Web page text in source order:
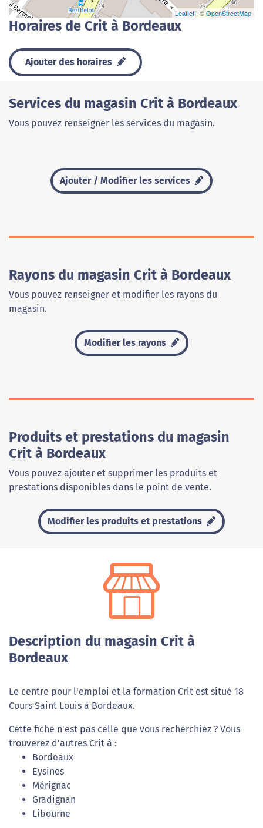
Leaflet| ©OpenStreetMap
Horaires de Crit à Bordeaux
Ajouter des horaires
Services du magasin Crit à Bordeaux
Vous pouvez renseigner les services du magasin.
Ajouter / Modifier les services
Rayons du magasin Crit à Bordeaux
Vous pouvez renseigner et modifier les rayons du
magasin.
Modifier les rayons
Produits et prestations du magasin
Crit à Bordeaux
Vous pouvez ajouter et supprimer les produits et
prestations disponibles dans le point de vente.
Modifier les produits et prestations
Description du magasin Crit à
Bordeaux
Le centre pour l'emploi et la formation Crit est situé 18
Cours Saint Louis à Bordeaux.
Cette fiche n'est pas celle que vous recherchiez ? Vous
trouverez d'autres Crit à :
Bordeaux
Eysines
Mérignac
Gradignan
Libourne